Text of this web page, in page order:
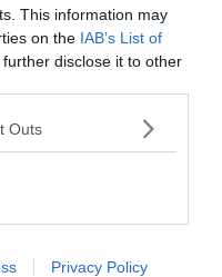
This information may
on the IAB’s List of
disclose it to other
Outs
Privacy Policy